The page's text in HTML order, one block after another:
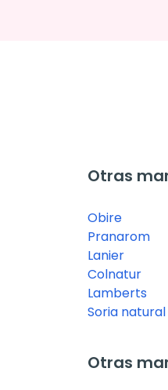
Otras
Obire
Pranarom
Lanier
Colnatur
Lamberts
Soria natural
Otras